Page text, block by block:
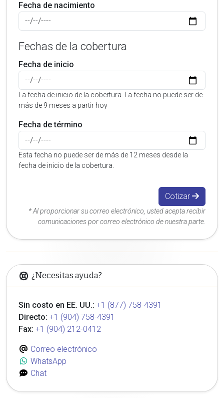
Fecha de nacimiento
Fechas de la cobertura
Fecha de inicio
La fecha de inicio de la cobertura. La fecha no puede ser de
más de 9 meses a partir hoy
Fecha de término
Esta fecha no puede ser de más de 12 meses desde la
fecha de inicio de la cobertura.
Cotizar
* Al proporcionar su correo electrónico, usted acepta recibir
comunicaciones por correo electrónico de nuestra parte.
¿Necesitas ayuda?
Sin costo en EE. UU.: +1 (877) 758-4391
Directo: +1 (904) 758-4391
Fax: +1 (904) 212-0412
Correo electrónico
WhatsApp
Chat